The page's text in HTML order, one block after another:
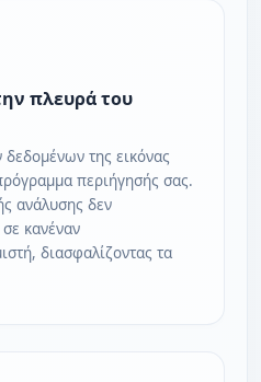
πλευρά του
της εικόνας
περιήγησής σας.
ανάλυσης δεν
κανέναν
διασφαλίζοντας τα